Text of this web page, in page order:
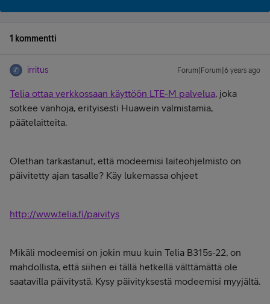
1 kommentti
irritus Forum|Forum|6 years ago
Telia ottaa verkkossaan käyttöön LTE-M palvelua, joka
sotkee vanhoja, erityisesti Huawein valmistamia,
päätelaitteita.
Olethan tarkastanut, että modeemisi laiteohjelmisto on
päivitetty ajan tasalle? Käy lukemassa ohjeet
http://www.telia.fi/paivitys
Mikäli modeemisi on jokin muu kuin Telia B315s-22, on
mahdollista, että siihen ei tällä hetkellä välttämättä ole
saatavilla päivitystä. Kysy päivityksestä modeemisi myyjältä.